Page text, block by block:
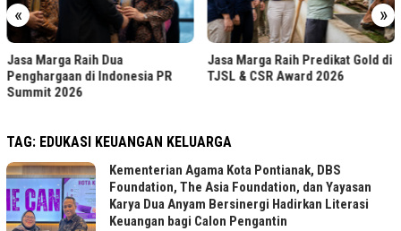
« »
Jasa Marga Raih Dua
Penghargaan di Indonesia PR
Summit 2026
Jasa Marga Raih Predikat Gold di
TJSL & CSR Award 2026
TAG: EDUKASI KEUANGAN KELUARGA
Kementerian Agama Kota Pontianak, DBS
Foundation, The Asia Foundation, dan Yayasan
Karya Dua Anyam Bersinergi Hadirkan Literasi
Keuangan bagi Calon Pengantin